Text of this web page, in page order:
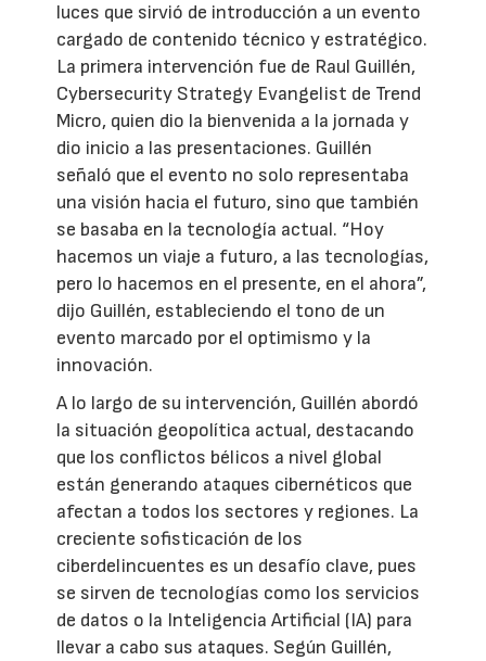
luces que sirvió de introducción a un evento
cargado de contenido técnico y estratégico.
La primera intervención fue de Raul Guillén,
Cybersecurity Strategy Evangelist de Trend
Micro, quien dio la bienvenida a la jornada y
dio inicio a las presentaciones. Guillén
señaló que el evento no solo representaba
una visión hacia el futuro, sino que también
se basaba en la tecnología actual. “Hoy
hacemos un viaje a futuro, a las tecnologías,
pero lo hacemos en el presente, en el ahora”,
dijo Guillén, estableciendo el tono de un
evento marcado por el optimismo y la
innovación.
A lo largo de su intervención, Guillén abordó
la situación geopolítica actual, destacando
que los conflictos bélicos a nivel global
están generando ataques cibernéticos que
afectan a todos los sectores y regiones. La
creciente sofisticación de los
ciberdelincuentes es un desafío clave, pues
se sirven de tecnologías como los servicios
de datos o la Inteligencia Artificial (IA) para
llevar a cabo sus ataques. Según Guillén,